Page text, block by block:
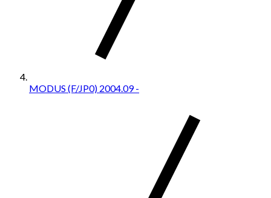
MODUS (F/JP0) 2004.09 -